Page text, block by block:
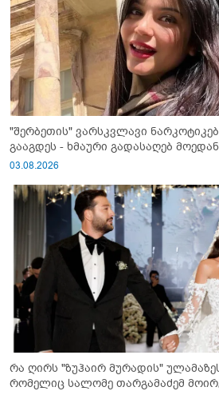
"შერბეთის" ვარსკვლავი
გააგდეს - ხმაური გადასაღებ
03.08.2026
რა ღირს "ზუჰაირ მურადის" ულამაზესი საქორწინო კაბა,
რომელიც სალომე თარგამაძემ